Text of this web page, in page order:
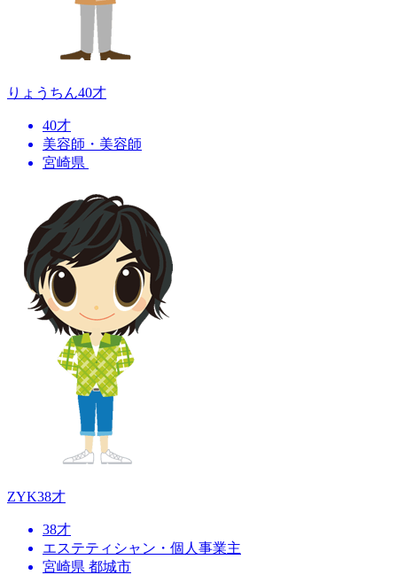
りょうちん40才
40才
美容師・美容師
宮崎県
ZYK38才
38才
エステティシャン・個人事業主
宮崎県 都城市